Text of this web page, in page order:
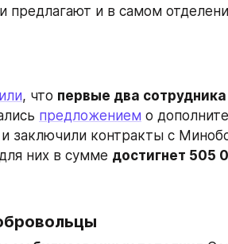
предлагают и в самом
, что первые два
предложением о
и заключили контракты с
них в сумме достигнет 505